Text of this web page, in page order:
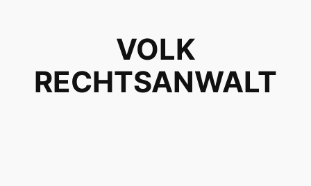
VOLK
RECHTSANWALT